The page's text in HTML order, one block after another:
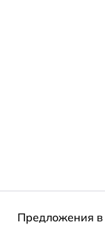
Предложения в